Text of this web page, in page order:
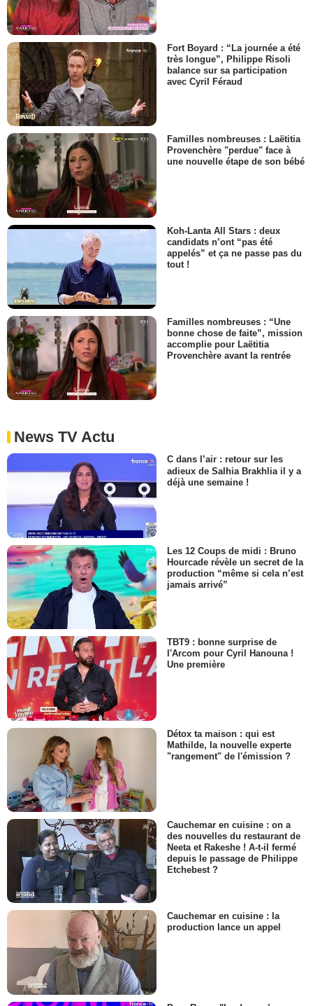
Fort Boyard : “La journée a été
très longue”, Philippe Risoli
balance sur sa participation
avec Cyril Féraud
Familles nombreuses : Laëtitia
Provenchère "perdue" face à
une nouvelle étape de son bébé
Koh-Lanta All Stars : deux
candidats n’ont “pas été
appelés” et ça ne passe pas du
tout !
Familles nombreuses : “Une
bonne chose de faite”, mission
accomplie pour Laëtitia
Provenchère avant la rentrée
News TV Actu
C dans l’air : retour sur les
adieux de Salhia Brakhlia il y a
déjà une semaine !
Les 12 Coups de midi : Bruno
Hourcade révèle un secret de la
production “même si cela n’est
jamais arrivé”
TBT9 : bonne surprise de
l'Arcom pour Cyril Hanouna !
Une première
Détox ta maison : qui est
Mathilde, la nouvelle experte
"rangement" de l'émission ?
Cauchemar en cuisine : on a
des nouvelles du restaurant de
Neeta et Rakeshe ! A-t-il fermé
depuis le passage de Philippe
Etchebest ?
Cauchemar en cuisine : la
production lance un appel